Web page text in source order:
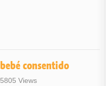
bebé consentido
5805 Views